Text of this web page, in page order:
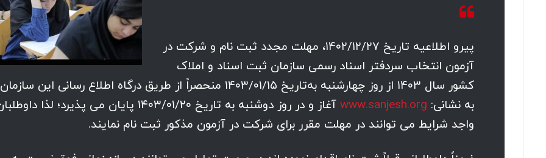
پیرو اطلاعیه تاریخ ۱۴۰۲/۱۲/۲۷، مهلت مجدد ثبت نام و شرکت‌ در
آزمون‌ انتخاب سردفتر اسناد رسمی سازمان ثبت اسناد و املاک
کشور سال ۱۴۰۳ از روز چهار‌شنبه به‌تاریخ ۱۴۰۳/۰۱/۱۵ منحصراً از طریق درگاه اطلاع رسانی این سازمان
به نشانی: www.sanjesh.org
آغاز و در روز دو‌شنبه به تاریخ ۱۴۰۳/۰۱/۲۰ پایان می پذیرد؛ لذا
واجد شرایط می توانند در مهلت مقرر برای شرکت در آزمون مذکور ثبت نام نمایند.